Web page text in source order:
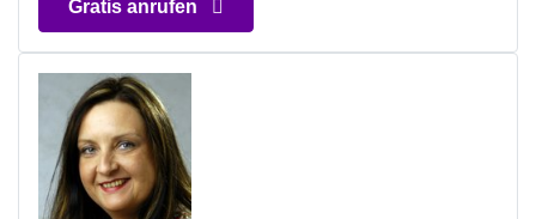
Gratis anrufen